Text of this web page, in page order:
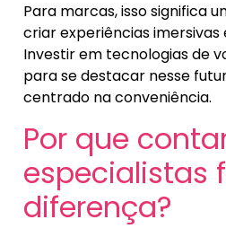
Para marcas, isso significa
criar experiências imersivas
Investir em tecnologias de
para se destacar nesse
centrado na conveniência.
Por que
especialistas
diferença?